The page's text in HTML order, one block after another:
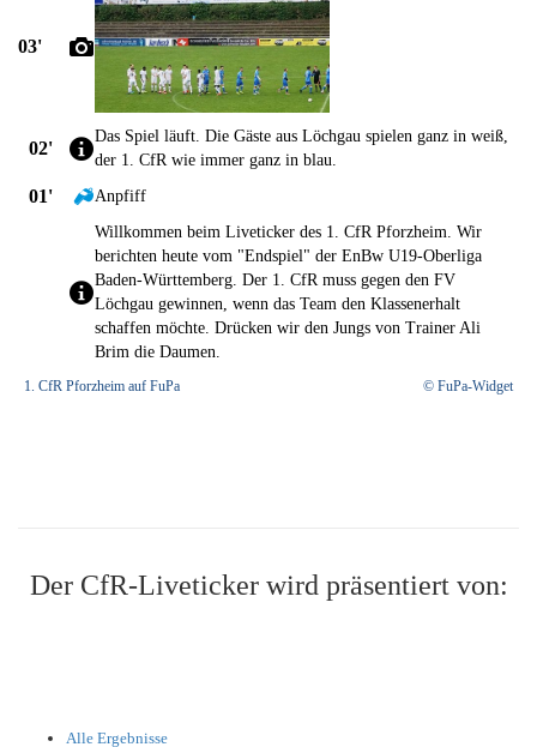
03'
02'
Das Spiel läuft. Die Gäste aus Löchgau spielen ganz in weiß,
der 1. CfR wie immer ganz in blau.
01'
Anpfiff
Willkommen beim Liveticker des 1. CfR Pforzheim. Wir
berichten heute vom "Endspiel" der EnBw U19-Oberliga
Baden-Württemberg. Der 1. CfR muss gegen den FV
Löchgau gewinnen, wenn das Team den Klassenerhalt
schaffen möchte. Drücken wir den Jungs von Trainer Ali
Brim die Daumen.
1. CfR Pforzheim auf FuPa © FuPa-Widget
Der CfR-Liveticker wird präsentiert von:
Alle Ergebnisse